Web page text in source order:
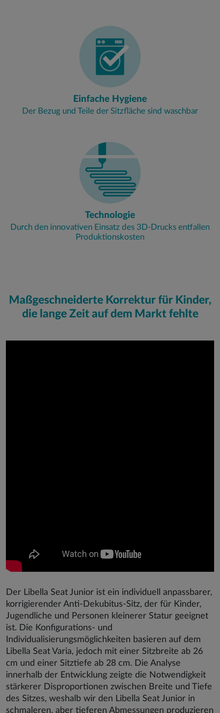
Einfache Hygiene
Der Bezug und Teile der Sitzfläche sind waschbar
Technologie
Durch den innovativen Einsatz des 3D-Drucks entfallen
Produktionskosten
Maßgeschneiderte Korrektur für Kinder,
die lange Zeit auf dem Markt fehlte
Der Libella Seat Junior ist ein individuell anpassbarer,
korrigierender Anti-Dekubitus-Sitz, der für Kinder,
Jugendliche und Personen kleinerer Statur geeignet
ist. Die Konfigurations- und
Individualisierungsmöglichkeiten basieren auf dem
Libella Seat Varia, jedoch mit einer Sitzbreite ab 26
cm und einer Sitztiefe ab 28 cm. Die Analyse
innerhalb der Entwicklung zeigte die Notwendigkeit
stärkerer Disproportionen zwischen Breite und Tiefe
des Sitzes, weshalb wir den Libella Seat Junior in
schmaleren, aber tieferen Abmessungen produzieren